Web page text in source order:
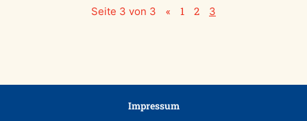
Seite 3 von 3 « 1 2 3
Impressum